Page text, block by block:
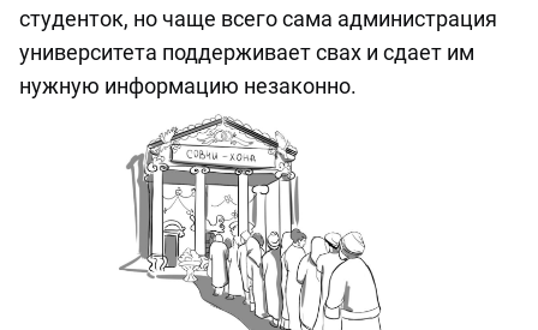
студенток, но чаще всего сама администрация
университета поддерживает свах и сдает им
нужную информацию незаконно.